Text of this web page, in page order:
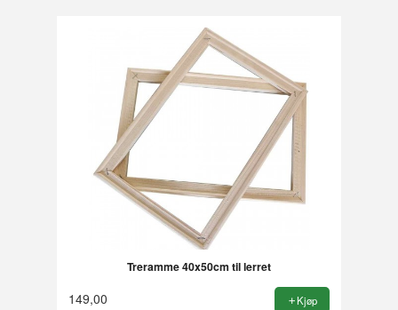
Treramme 40x50cm til lerret
149,00 Kjøp